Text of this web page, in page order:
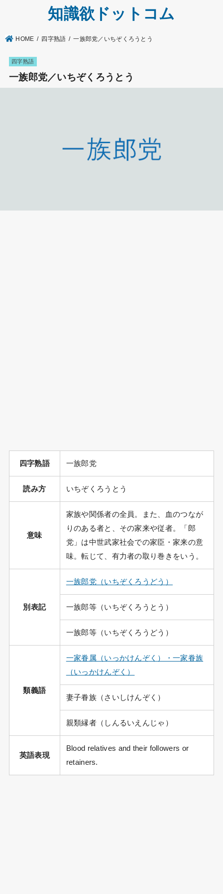
知識欲ドットコム
HOME 四字熟語 一族郎党／いちぞくろうとう
四字熟語
一族郎党／いちぞくろうとう
四字熟語 一族郎党
読み方 いちぞくろうとう
意味
家族や関係者の全員。また、血のつなが
りのある者と、その家来や従者。「郎
党」は中世武家社会での家臣・家来の意
味。転じて、有力者の取り巻きをいう。
別表記
一族郎党（いちぞくろうどう）
一族郎等（いちぞくろうとう）
一族郎等（いちぞくろうどう）
類義語
一家眷属（いっかけんぞく）・一家眷族
（いっかけんぞく）
妻子眷族（さいしけんぞく）
親類縁者（しんるいえんじゃ）
英語表現
Blood relatives and their followers or
retainers.